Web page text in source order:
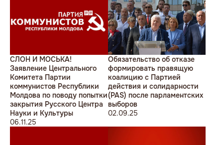
СЛОН И МОСЬКА!
Заявление Центрального
Комитета Партии
коммунистов Республики
Молдова по поводу попытки
закрытия Русского Центра
Науки и Культуры
06.11.25
Обязательство об отказе
формировать правящую
коалицию с Партией
действия и солидарности
(PAS) после парламентских
выборов
02.09.25